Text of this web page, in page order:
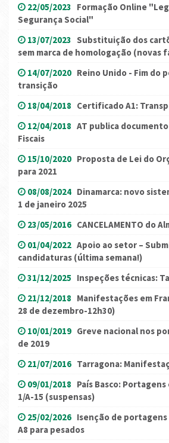
22/05/2023 Formação Online
Segurança Social"
13/07/2023 Substituição dos
sem marca de homologação (novas
14/07/2020 Reino Unido - Fim do
transição
18/04/2018 Certificado A1:
12/04/2018 AT publica
Fiscais
15/10/2020 Proposta de Lei do
para 2021
08/08/2024 Dinamarca: novo
1 de janeiro 2025
23/05/2016 CANCELAMENTO do
01/04/2022 Apoio ao setor –
candidaturas (última semana!)
31/12/2025 Inspeções técnicas:
21/12/2018 Manifestações em
28 de dezembro-12h30)
10/01/2019 Greve nacional nos
de 2019
21/07/2016 Tarragona:
09/01/2018 País Basco:
1/A-15 (suspensas)
25/02/2026 Isenção de portagens
A8 para pesados